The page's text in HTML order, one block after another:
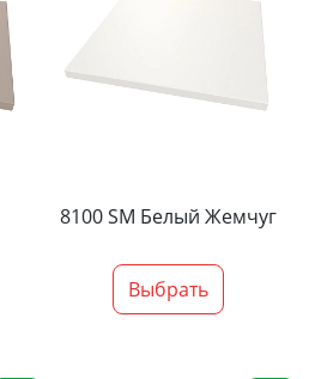
8100 SM Белый Жемчуг
Выбрать